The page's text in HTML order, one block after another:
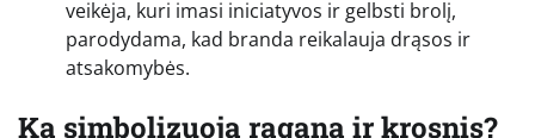
veikėja, kuri imasi iniciatyvos ir gelbsti brolį,
parodydama, kad branda reikalauja drąsos ir
atsakomybės.
Ką simbolizuoja ragana ir krosnis?